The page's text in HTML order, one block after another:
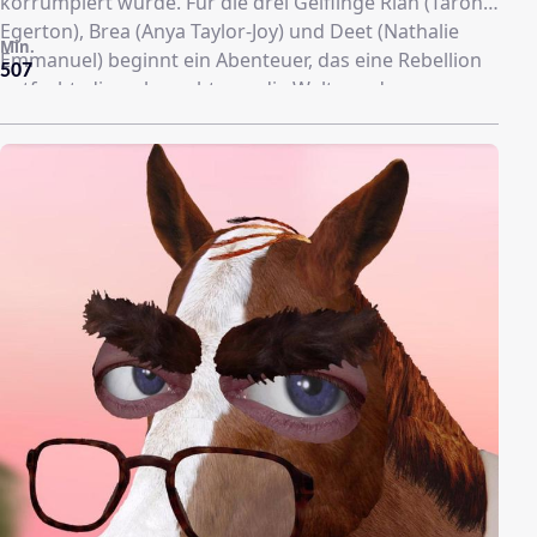
Egerton), Brea (Anya Taylor-Joy) und Deet (Nathalie
Emmanuel) beginnt ein Abenteuer, das eine Rebellion
entfacht, die es braucht, um die Welt vor dem
Untergang zu bewahren.
507
Min.